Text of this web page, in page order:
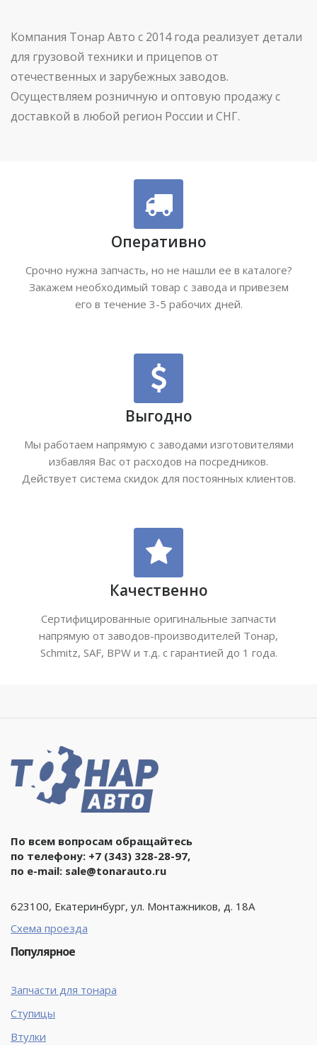
Компания Тонар Авто с 2014 года реализует детали
для грузовой техники и прицепов от
отечественных и зарубежных заводов.
Осуществляем розничную и оптовую продажу с
доставкой в любой регион России и СНГ.
Оперативно
Срочно нужна запчасть, но не нашли ее в каталоге?
Закажем необходимый товар с завода и привезем
его в течение 3-5 рабочих дней.
Выгодно
Мы работаем напрямую с заводами изготовителями
избавляя Вас от расходов на посредников.
Действует система скидок для постоянных клиентов.
Качественно
Сертифицированные оригинальные запчасти
напрямую от заводов-производителей Тонар,
Schmitz, SAF, BPW и т.д. с гарантией до 1 года.
По всем вопросам обращайтесь
по телефону: +7 (343) 328-28-97,
по e-mail: sale@tonarauto.ru
623100, Екатеринбург, ул. Монтажников, д. 18А
Схема проезда
Популярное
Запчасти для тонара
Ступицы
Втулки